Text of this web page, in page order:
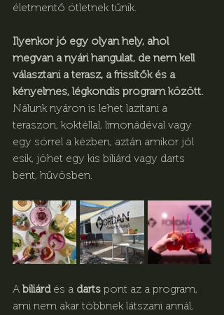
életmentő ötletnek tűnik.
Ilyenkor jó egy olyan hely, ahol
megvan a nyári hangulat, de nem kell
választani a terasz, a frissítők és a
kényelmes, légkondis program között.
Nálunk nyáron is lehet lazítani a
teraszon, koktéllal, limonádéval vagy
egy sörrel a kézben, aztán amikor jól
esik, jöhet egy kis biliárd vagy darts
bent, hűvösben.
A biliárd és a darts pont az a program,
ami nem akar többnek látszani annál,